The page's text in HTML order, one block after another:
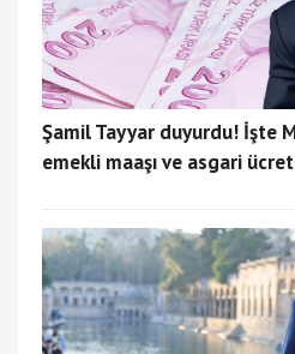
Şamil Tayyar duyurdu! İşte
emekli maaşı ve asgari